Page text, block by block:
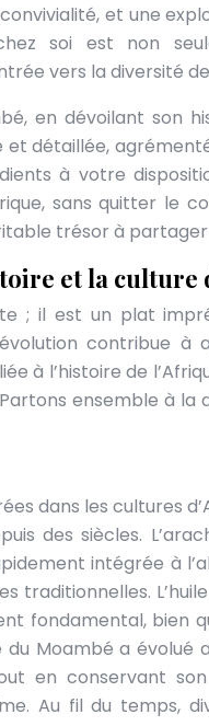
et une
soi est non
vers la diversité
en dévoilant son
détaillée,
à votre
sans quitter le
trésor à
et la culture
; il est un plat
contribue à
à l’histoire de
ensemble à
dans les cultures
des siècles.
intégrée à
traditionnelles.
fondamental, bien
Moambé a évolué
en conservant
Au fil du temps,